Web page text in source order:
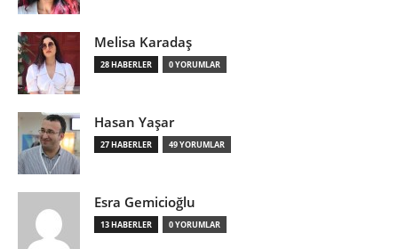
Melisa Karadaş
28 HABERLER 0 YORUMLAR
Hasan Yaşar
27 HABERLER 49 YORUMLAR
Esra Gemicioğlu
13 HABERLER 0 YORUMLAR